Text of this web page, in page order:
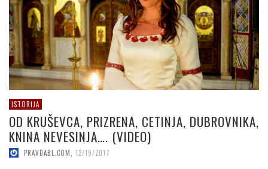
ISTORIJA
OD KRUŠEVCA, PRIZRENA, CETINJA, DUBROVNIKA,
KNINA NEVESINJA…. (VIDEO)
PRAVDABL.COM 12/19/2017